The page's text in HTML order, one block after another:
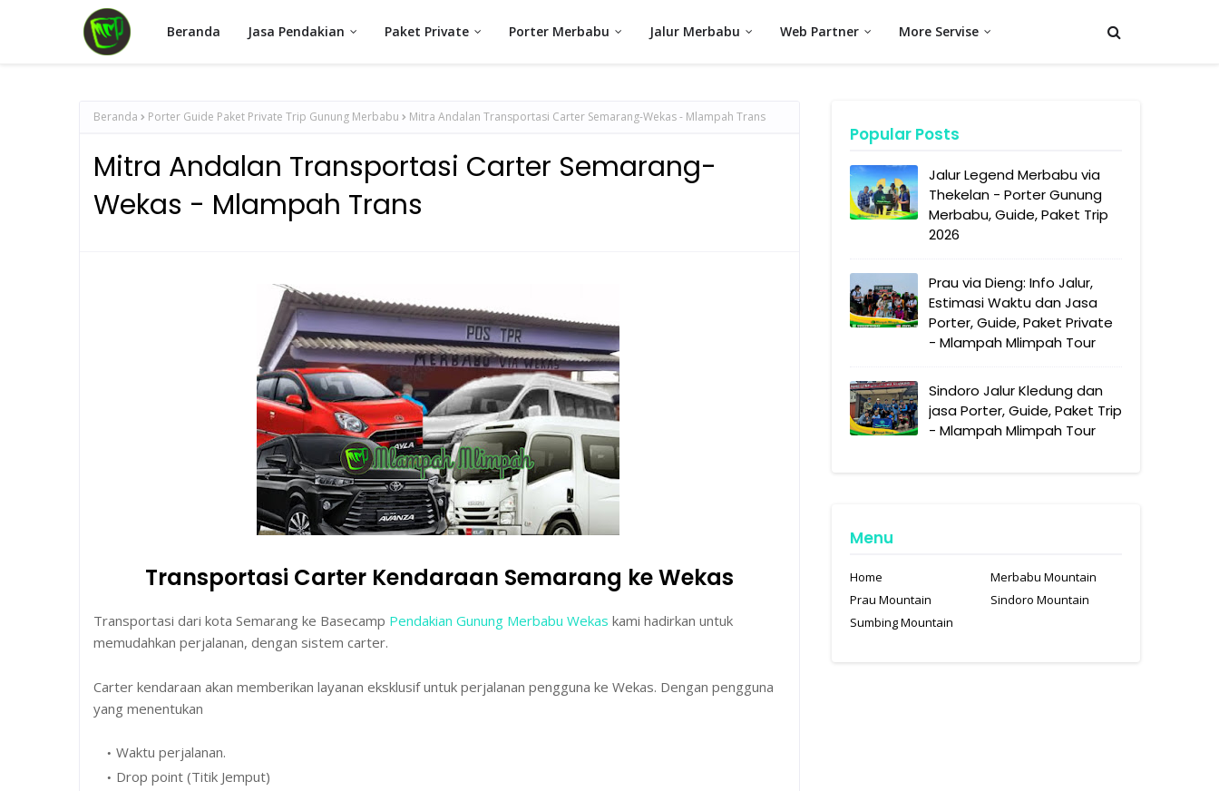
Beranda Jasa Pendakian Paket Private Porter Merbabu Jalur Merbabu Web Partner More Servise
Beranda Porter Guide Paket Private Trip Gunung Merbabu Mitra Andalan Transportasi Carter Semarang-Wekas - Mlampah Trans
Mitra Andalan Transportasi Carter Semarang-
Wekas - Mlampah Trans
Transportasi Carter Kendaraan Semarang ke Wekas
Transportasi dari kota Semarang ke Basecamp Pendakian Gunung Merbabu Wekas kami hadirkan untuk
memudahkan perjalanan, dengan sistem carter.
Carter kendaraan akan memberikan layanan eksklusif untuk perjalanan pengguna ke Wekas. Dengan pengguna
yang menentukan
Waktu perjalanan.
Drop point (Titik Jemput)
Popular Posts
Jalur Legend Merbabu via
Thekelan - Porter Gunung
Merbabu, Guide, Paket Trip
2026
Prau via Dieng: Info Jalur,
Estimasi Waktu dan Jasa
Porter, Guide, Paket Private
- Mlampah Mlimpah Tour
Sindoro Jalur Kledung dan
jasa Porter, Guide, Paket Trip
- Mlampah Mlimpah Tour
Menu
Home
Merbabu Mountain
Prau Mountain
Sindoro Mountain
Sumbing Mountain